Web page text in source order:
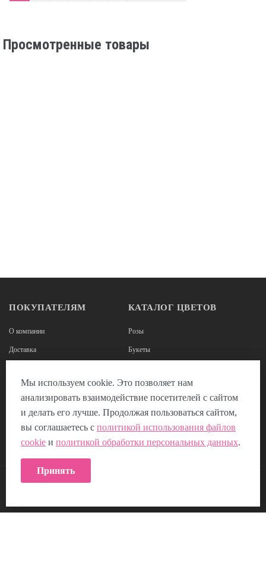
Просмотренные товары
ПОКУПАТЕЛЯМ
О компании
Доставка
Наши реквизиты
Политика использования Cookie
КАТАЛОГ ЦВЕТОВ
Розы
Букеты
Цветы в коробках
Мы используем cookie. Это позволяет нам
анализировать взаимодействие посетителей с сайтом
и делать его лучше. Продолжая пользоваться сайтом,
вы соглашаетесь с политикой использования файлов
cookie и политикой обработки персональных данных.
Принять